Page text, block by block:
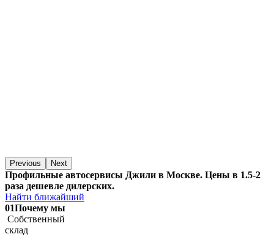
Previous Next
Профильные автосервисы Джили в Москве. Цены в 1.5-2
раза дешевле дилерских.
Найти ближайший
01Почему мы
Собственный
склад